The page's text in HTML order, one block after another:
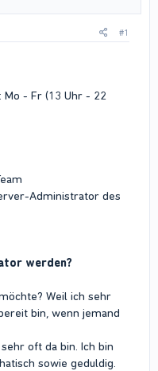
#1
Mo - Fr (13 Uhr - 22
Administrator des
werden?
Weil ich sehr
bin, wenn jemand
oft da bin. Ich bin
sowie geduldig.